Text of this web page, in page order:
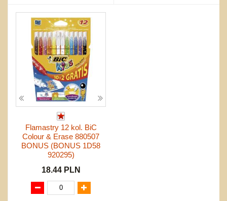
Flamastry 12 kol. BiC
Colour & Erase 880507
BONUS (BONUS 1D58
920295)
18.44 PLN